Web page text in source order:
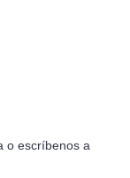
o escríbenos a